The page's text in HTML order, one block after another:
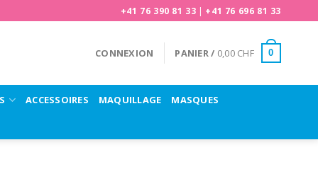
+41 76 390 81 33 | +41 76 696 81 33
CONNEXION PANIER / 0,00 CHF 0
ACCESSOIRES MAQUILLAGE MASQUES